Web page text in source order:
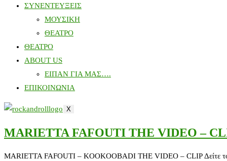
ΣΥΝΕΝΤΕΥΞΕΙΣ
ΜΟΥΣΙΚΗ
ΘΕΑΤΡΟ
ΘΕΑΤΡΟ
ABOUT US
ΕΙΠΑΝ ΓΙΑ ΜΑΣ….
ΕΠΙΚΟΙΝΩΝΙΑ
X
MARIETTA FAFOUTI THE VIDEO –
MARIETTA FAFOUTI – KOOKOOBADI THE VIDEO – CLIP Δείτε το